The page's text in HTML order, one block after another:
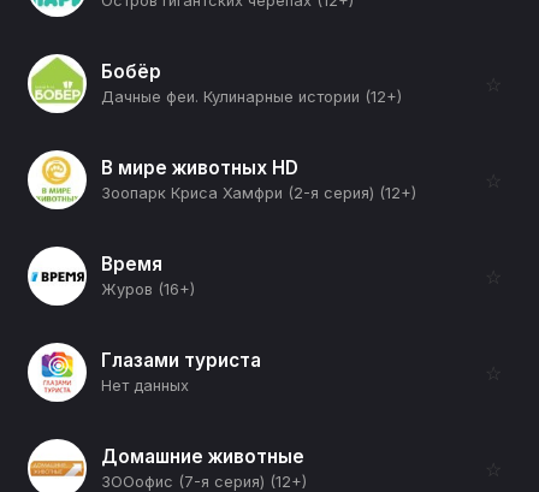
Бобёр
Дачные феи. Кулинарные истории (12+)
☆
В мире животных HD
Зоопарк Криса Хамфри (2-я серия) (12+)
☆
Время
Журов (16+)
☆
Глазами туриста
Нет данных
☆
Домашние животные
ЗООофис (7-я серия) (12+)
☆